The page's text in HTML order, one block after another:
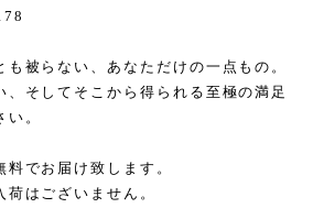
被らない、あなただけの一点もの。
、そしてそこから得られる至極の満足
。
でお届け致します。
はございません。